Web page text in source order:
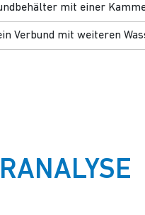
mit einer
Verbund mit weiteren